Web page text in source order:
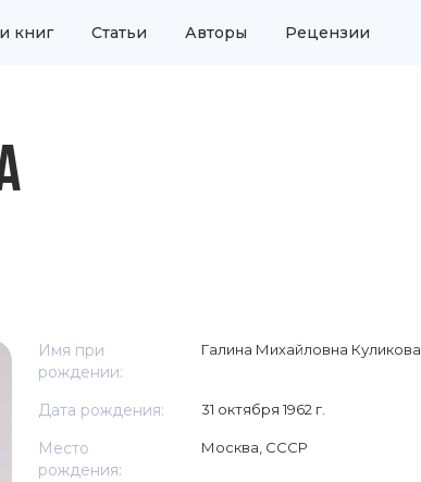
книг Статьи Авторы Рецензии
Имя при
рождении:
Галина Михайловна Куликова
Дата рождения: 31 октября 1962 г.
Место
рождения:
Москва, СССР